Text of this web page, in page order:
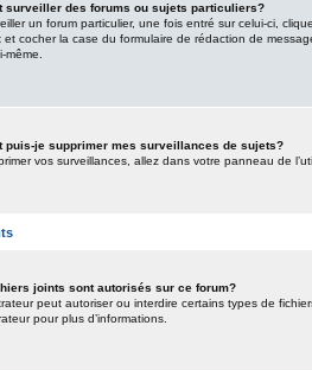
surveiller des forums ou sujets particuliers?
un forum particulier, une fois entré sur celui-ci,
et cocher la case du formulaire de rédaction de
même.
puis-je supprimer mes surveillances de sujets?
vos surveillances, allez dans votre panneau de
joints sont autorisés sur ce forum?
peut autoriser ou interdire certains types de
pour plus d’informations.